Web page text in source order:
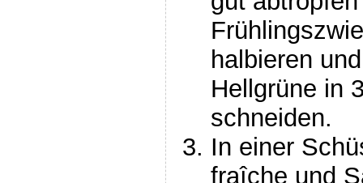
halbieren
Hellgrüne in
schneiden.
In einer
fraîche und